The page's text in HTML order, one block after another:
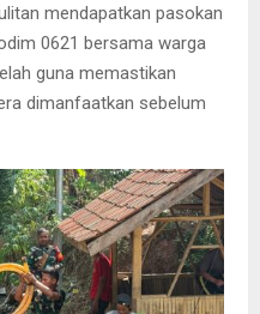
mendapatkan pasokan
0621 bersama warga
guna memastikan
dimanfaatkan sebelum